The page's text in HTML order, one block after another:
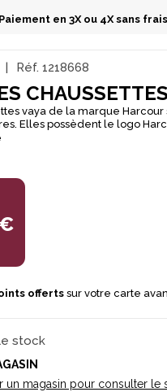
Paiement en 3X ou 4X sans
Réf. 1218668
vaya de la marque
Elles possèdent le logo
offerts sur votre carte
stock
un magasin pour consulter le